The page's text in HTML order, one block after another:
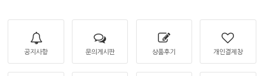
공지사항 문의게시판 상품후기 개인결제창